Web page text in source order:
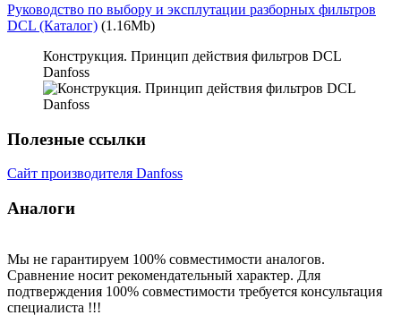
Руководство по выбору и эксплутации разборных фильтров
DCL (Каталог) (1.16Mb)
Конструкция. Принцип действия фильтров DCL
Danfoss
Полезные ссылки
Сайт производителя Danfoss
Аналоги
Мы не гарантируем 100% совместимости аналогов.
Сравнение носит рекомендательный характер. Для
подтверждения 100% совместимости требуется консультация
специалиста !!!